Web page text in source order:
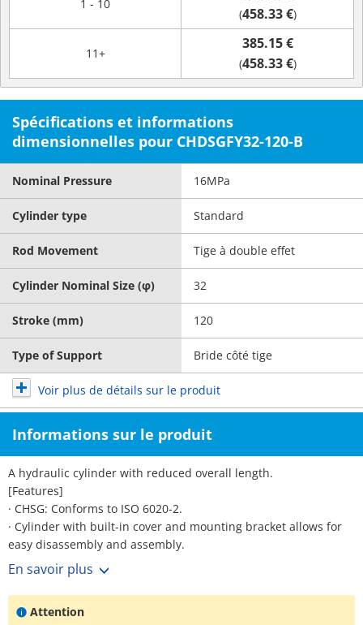
1 - 10
(458.33 €)
11+
385.15 €
(458.33 €)
Spécifications et informations
dimensionnelles pour CHDSGFY32-120-B
Nominal Pressure 16MPa
Cylinder type Standard
Rod Movement Tige à double effet
Cylinder Nominal Size (φ) 32
Stroke (mm) 120
Type of Support Bride côté tige
Voir plus de détails sur le produit
Informations sur le produit
A hydraulic cylinder with reduced overall length.
[Features]
· CHSG: Conforms to ISO 6020-2.
· Cylinder with built-in cover and mounting bracket allows for
easy disassembly and assembly.
· Smaller cover cross section compared to tie-rod cylinders.
· CHDSG: With auto switch.
· CHSG: Without auto switch.
En savoir plus
Attention